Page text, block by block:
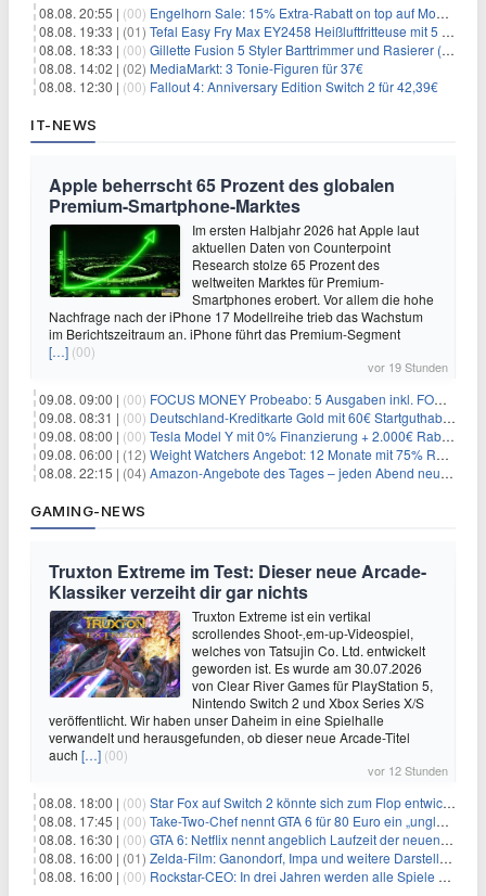
08.08. 20:55 | (00) Engelhorn Sale: 15% Extra-Rabatt on top auf Mode- und Sport-Artikel
08.08. 19:33 | (01) Tefal Easy Fry Max EY2458 Heißluftfritteuse mit 5 Litern für 64,99€
08.08. 18:33 | (00) Gillette Fusion 5 Styler Barttrimmer und Rasierer (All in One) für 16€
08.08. 14:02 | (02) MediaMarkt: 3 Tonie-Figuren für 37€
08.08. 12:30 | (00) Fallout 4: Anniversary Edition Switch 2 für 42,39€
IT-NEWS
Apple beherrscht 65 Prozent des globalen
Premium-Smartphone-Marktes
Im ersten Halbjahr 2026 hat Apple laut
aktuellen Daten von Counterpoint
Research stolze 65 Prozent des
weltweiten Marktes für Premium-
Smartphones erobert. Vor allem die hohe
Nachfrage nach der iPhone 17 Modellreihe trieb das Wachstum
im Berichtszeitraum an. iPhone führt das Premium-Segment
[…] (00)
vor 19 Stunden
09.08. 09:00 | (00) FOCUS MONEY Probeabo: 5 Ausgaben inkl. FOCUS+ Zugang für 5€
09.08. 08:31 | (00) Deutschland-Kreditkarte Gold mit 60€ Startguthaben (45€ Gewinn)
09.08. 08:00 | (00) Tesla Model Y mit 0% Finanzierung + 2.000€ Rabatt für 38.970€
09.08. 06:00 | (12) Weight Watchers Angebot: 12 Monate mit 75% Rabatt ab 6,25€/Monat
08.08. 22:15 | (04) Amazon-Angebote des Tages – jeden Abend neue Deals zum Stöbern
GAMING-NEWS
Truxton Extreme im Test: Dieser neue Arcade-
Klassiker verzeiht dir gar nichts
Truxton Extreme ist ein vertikal
scrollendes Shoot-‚em-up-Videospiel,
welches von Tatsujin Co. Ltd. entwickelt
geworden ist. Es wurde am 30.07.2026
von Clear River Games für PlayStation 5,
Nintendo Switch 2 und Xbox Series X/S
veröffentlicht. Wir haben unser Daheim in eine Spielhalle
verwandelt und herausgefunden, ob dieser neue Arcade-Titel
auch […] (00)
vor 12 Stunden
08.08. 18:00 | (00) Star Fox auf Switch 2 könnte sich zum Flop entwickeln
08.08. 17:45 | (00) Take-Two-Chef nennt GTA 6 für 80 Euro ein „unglaubliches Schnäppchen“
08.08. 16:30 | (00) GTA 6: Netflix nennt angeblich Laufzeit der neuen Gameplay-Präsentation
08.08. 16:00 | (01) Zelda-Film: Ganondorf, Impa und weitere Darsteller sollen feststehen
08.08. 16:00 | (00) Rockstar-CEO: In drei Jahren werden alle Spiele gestreamt